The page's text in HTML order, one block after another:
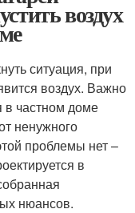
воздух
ситуация, при
воздух. Важно
в частном доме
ненужного
проблемы нет –
в
нюансов.